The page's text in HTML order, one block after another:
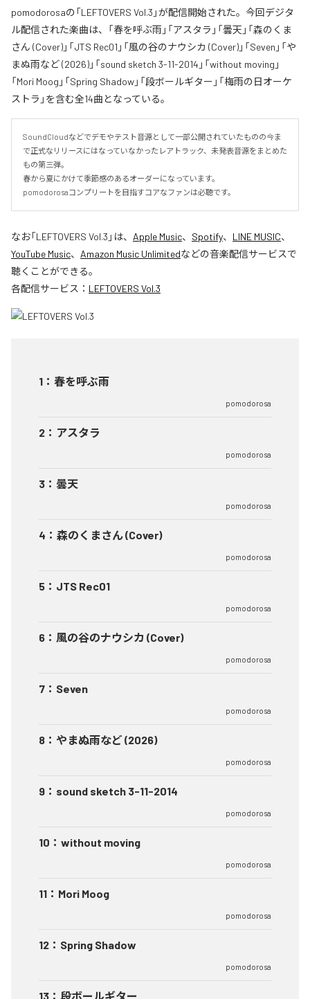
pomodorosaの「LEFTOVERS Vol.3」が配信開始された。今回デジタ
ル配信された楽曲は、「春を呼ぶ雨」「アスタラ」「曇天」「森のくま
さん (Cover)」「JTS Rec01」「風の谷のナウシカ (Cover)」「Seven」「や
まぬ雨など (2026)」「sound sketch 3-11-2014」「without moving」
「Mori Moog」「Spring Shadow」「段ボールギター」「梅雨の日オーケ
ストラ」を含む全14曲となっている。
SoundCloudなどでデモやテスト音源として一部公開されていたものの今ま
で正式なリリースにはなっていなかったレアトラック、未発表音源をまとめた
もの第三弾。
春から夏にかけて季節感のあるオーダーになっています。
pomodorosaコンプリートを目指すコアなファンは必聴です。
なお「LEFTOVERS Vol.3 」は、 Apple Music、 Spotify、 LINE MUSIC、
YouTube Music、 Amazon Music Unlimitedなどの音楽配信サービスで
聴くことができる。
各配信サービス： LEFTOVERS Vol.3
1 ： 春を呼ぶ雨
pomodorosa
2 ： アスタラ
pomodorosa
3 ： 曇天
pomodorosa
4 ： 森のくまさん (Cover)
pomodorosa
5 ： JTS Rec01
pomodorosa
6 ： 風の谷のナウシカ (Cover)
pomodorosa
7 ： Seven
pomodorosa
8 ： やまぬ雨など (2026)
pomodorosa
9 ： sound sketch 3-11-2014
pomodorosa
10 ： without moving
pomodorosa
11 ： Mori Moog
pomodorosa
12 ： Spring Shadow
pomodorosa
13 ： 段ボールギター